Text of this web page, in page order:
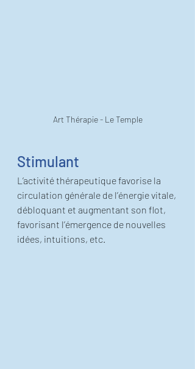
Art Thérapie - Le Temple
Stimulant
L’activité thérapeutique favorise la
circulation générale de l’énergie vitale,
débloquant et augmentant son flot,
favorisant l’émergence de nouvelles
idées, intuitions, etc.